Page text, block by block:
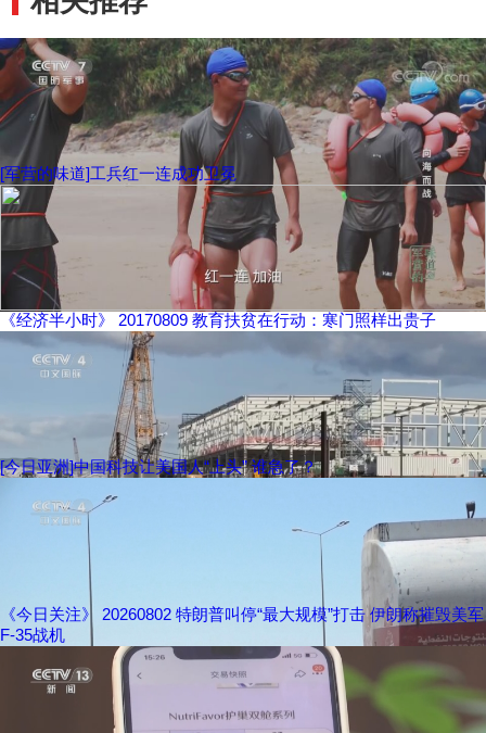
[军营的味道]工兵红一连成功卫冕
《经济半小时》 20170809 教育扶贫在行动：寒门照样出贵子
[今日亚洲]中国科技让美国人“上头” 谁急了？
《今日关注》 20260802 特朗普叫停“最大规模”打击 伊朗称摧毁美军
F-35战机